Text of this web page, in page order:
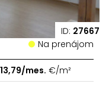
ID: 27667
Na prenájom
13,79/mes. €/m²